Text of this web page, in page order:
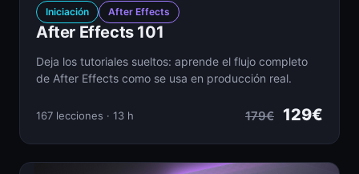
Iniciación After Effects
After Effects 101
Deja los tutoriales sueltos: aprende el flujo completo
de After Effects como se usa en producción real.
167 lecciones · 13 h 179€ 129€